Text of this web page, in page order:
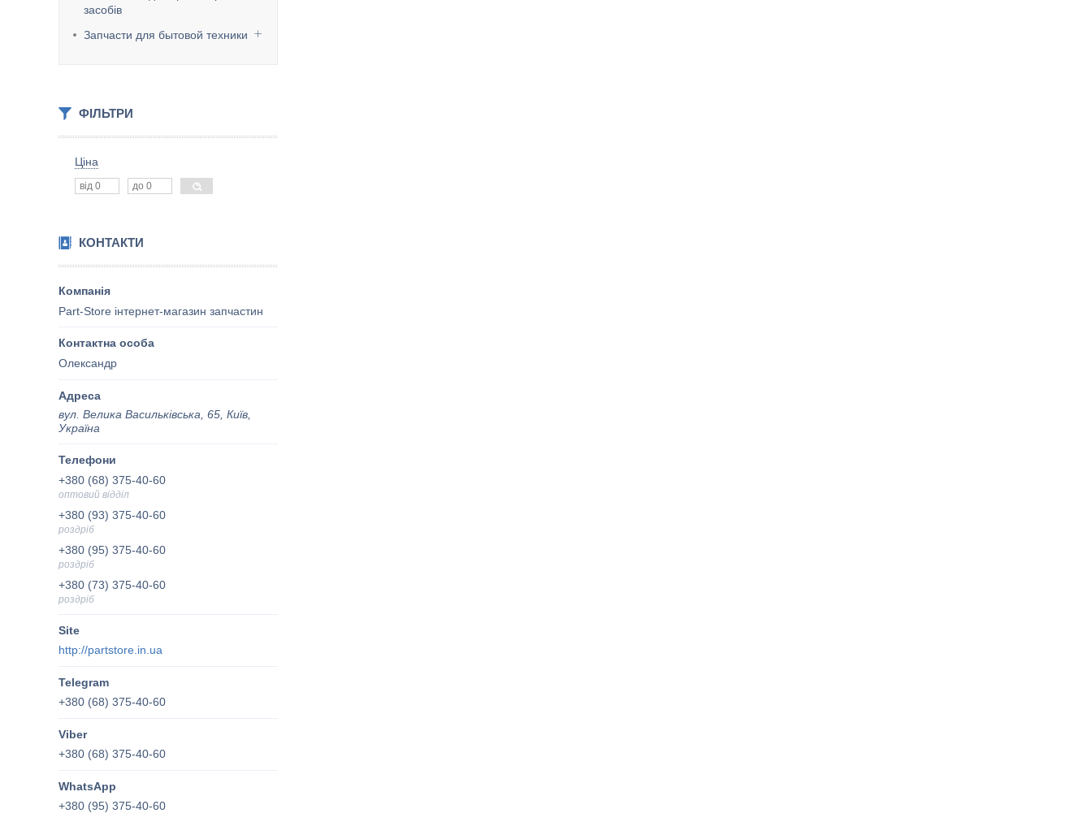
засобів
Запчасти для бытовой техники
ФІЛЬТРИ
Ціна
КОНТАКТИ
Part-Store інтернет-магазин запчастин
Олександр
вул. Велика Васильківська, 65, Київ,
Україна
+380 (68) 375-40-60
оптовий відділ
+380 (93) 375-40-60
роздріб
+380 (95) 375-40-60
роздріб
+380 (73) 375-40-60
роздріб
http://partstore.in.ua
+380 (68) 375-40-60
+380 (68) 375-40-60
+380 (95) 375-40-60